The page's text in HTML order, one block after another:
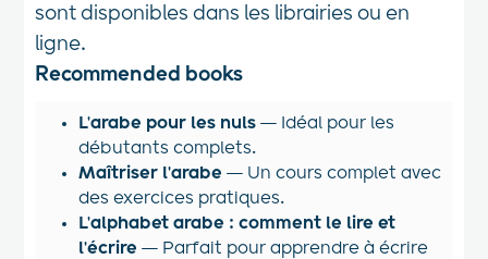
sont disponibles dans les librairies ou en
ligne.
Recommended books
L'arabe pour les nuls — Idéal pour les
débutants complets.
Maîtriser l'arabe — Un cours complet avec
des exercices pratiques.
L'alphabet arabe : comment le lire et
l'écrire — Parfait pour apprendre à écrire